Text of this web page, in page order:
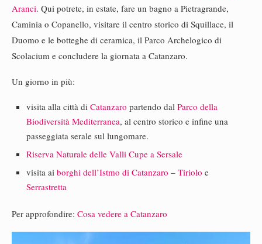
Aranci. Qui potrete, in estate, fare un bagno a Pietragrande,
Caminia o Copanello, visitare il centro storico di Squillace, il
Duomo e le botteghe di ceramica, il Parco Archelogico di
Scolacium e concludere la giornata a Catanzaro.
Un giorno in più:
visita alla città di Catanzaro partendo dal Parco della
Biodiversità Mediterranea, al centro storico e infine una
passeggiata serale sul lungomare.
Riserva Naturale delle Valli Cupe a Sersale
visita ai borghi dell’Istmo di Catanzaro – Tiriolo e
Serrastretta
Per approfondire: Cosa vedere a Catanzaro